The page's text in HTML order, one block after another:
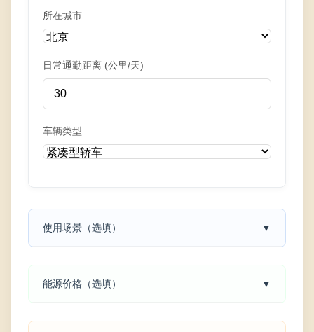
所在城市
日常通勤距离 (公里/天)
车辆类型
使用场景（选填） ▼
能源价格（选填） ▼